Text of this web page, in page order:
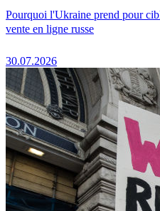
Pourquoi l'Ukraine prend pour
vente en ligne russe
30.07.2026